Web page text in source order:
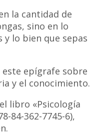
la cantidad de
sino en lo
y lo bien que sepas
epígrafe sobre
y el conocimiento.
libro «Psicología
84-362-7745-6),